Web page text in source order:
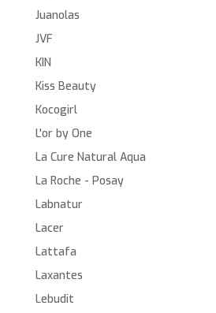
Juanolas
JVF
KIN
Kiss Beauty
Kocogirl
L'or by One
La Cure Natural Aqua
La Roche - Posay
Labnatur
Lacer
Lattafa
Laxantes
Lebudit